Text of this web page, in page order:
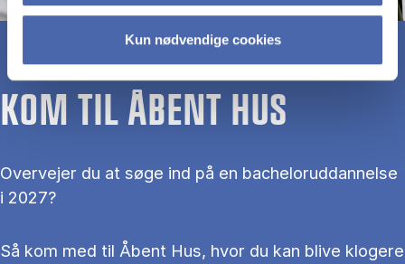
Kun nødvendige cookies
KOM TIL ÅBENT HUS
Overvejer du at søge ind på en bacheloruddannelse
i 2027?
Så kom med til Åbent Hus, hvor du kan blive klogere